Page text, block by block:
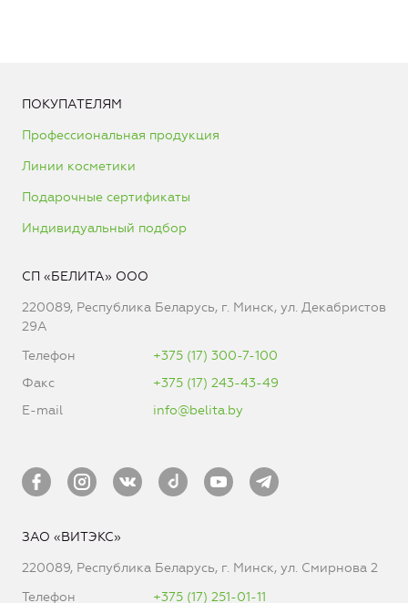
ПОКУПАТЕЛЯМ
Профессиональная продукция
Линии косметики
Подарочные сертификаты
Индивидуальный подбор
СП «БЕЛИТА» ООО
220089, Республика Беларусь, г. Минск, ул. Декабристов
29А
Телефон
+375 (17) 300-7-100
Факс
+375 (17) 243-43-49
E-mail
info@belita.by
ЗАО «ВИТЭКС»
220089, Республика Беларусь, г. Минск, ул. Смирнова 2
Телефон
+375 (17) 251-01-11